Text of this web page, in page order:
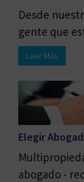
Desde
gente que
Leer Más
Elegir
abogado -